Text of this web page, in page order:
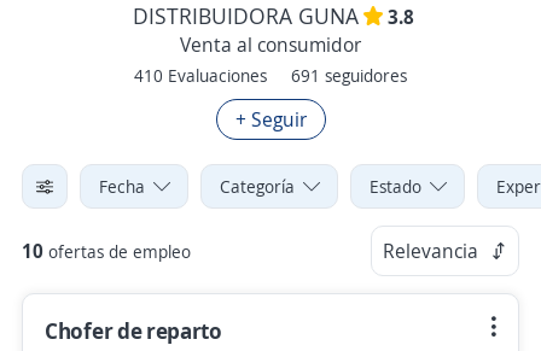
DISTRIBUIDORA GUNA
3.8
Venta al consumidor
410 Evaluaciones 691 seguidores
+ Seguir
Fecha Categoría Estado
10 ofertas de empleo Relevancia
Chofer de reparto